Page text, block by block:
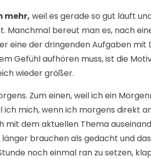
mehr, weil es gerade so gut läuft
Manchmal bereut man es, nach
eine der dringenden Aufgaben mit
Gefühl aufhören muss, ist die
wieder größer.
Zum einen, weil ich ein
ich mich, wenn ich morgens direkt
dem aktuellen Thema
brauchen als gedacht und
noch einmal ran zu setzen,